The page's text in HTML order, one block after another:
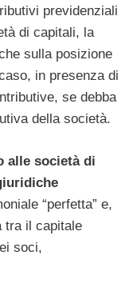
previdenziali
di capitali, la
sulla posizione
in presenza di
se debba
della società.
alle società di
“perfetta” e,
tra il capitale
soci,